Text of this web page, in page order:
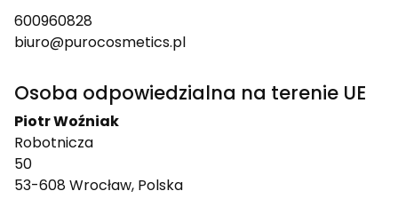
600960828
biuro@purocosmetics.pl
Osoba odpowiedzialna na terenie UE
Piotr Woźniak
Robotnicza
50
53-608 Wrocław, Polska